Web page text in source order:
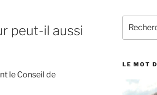
peut-il aussi
le Conseil de
pour
LE MOT